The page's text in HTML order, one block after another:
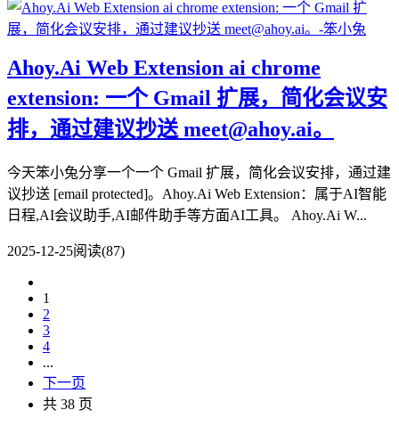
Ahoy.Ai Web Extension ai chrome
extension: 一个 Gmail 扩展，简化会议安
排，通过建议抄送 meet@ahoy.ai。
今天笨小兔分享一个一个 Gmail 扩展，简化会议安排，通过建
议抄送 [email protected]。Ahoy.Ai Web Extension：属于AI智能
日程,AI会议助手,AI邮件助手等方面AI工具。 Ahoy.Ai W...
2025-12-25阅读(87)
1
2
3
4
...
下一页
共 38 页